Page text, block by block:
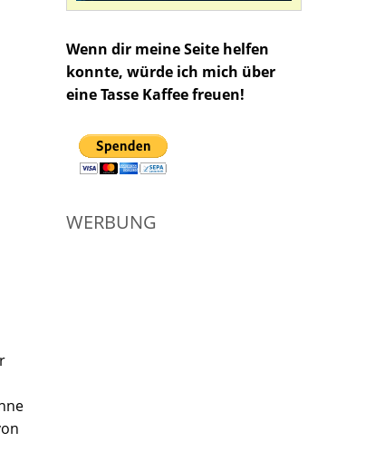
Wenn dir meine Seite helfen
konnte, würde ich mich über
eine Tasse Kaffee freuen!
WERBUNG